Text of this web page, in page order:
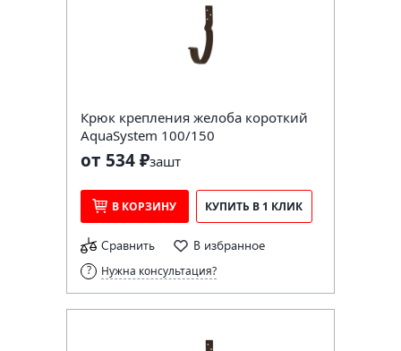
Крюк крепления желоба короткий
AquaSystem 100/150
от 534 ₽зашт
В КОРЗИНУ КУПИТЬ В 1 КЛИК
Сравнить В избранное
Нужна консультация?